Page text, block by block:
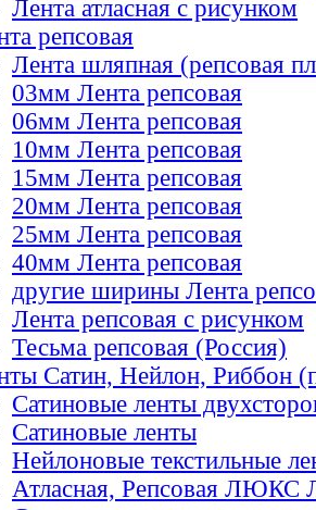
Лента атласная с рисунком
репсовая
Лента шляпная (репсовая
03мм Лента репсовая
06мм Лента репсовая
10мм Лента репсовая
15мм Лента репсовая
20мм Лента репсовая
25мм Лента репсовая
40мм Лента репсовая
другие ширины Лента
Лента репсовая с рисунком
Тесьма репсовая (Россия)
Сатин, Нейлон, Риббон
Сатиновые ленты
Сатиновые ленты
Нейлоновые текстильные
Атласная, Репсовая ЛЮКС